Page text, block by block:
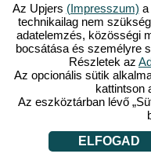
vársz
azt is sikerül
feleségével, akinek
expedíción? Járj
saját prehisztorikus
– Primeval Zoo
Az Upjers (Impresszum) a
technikailag nem
adatelemzés, közösségi
bocsátása és személyre
Részletek az
Az opcionális sütik
kattintson
Az eszköztárban lévő
ELFOGAD